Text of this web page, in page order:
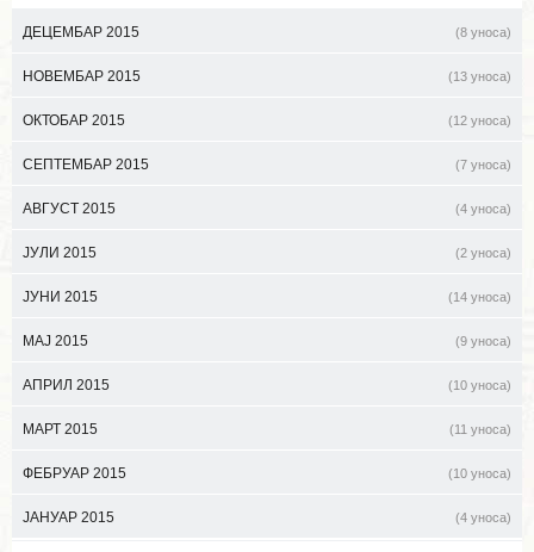
ДЕЦЕМБАР 2015 (8 уноса)
НОВЕМБАР 2015 (13 уноса)
ОКТОБАР 2015 (12 уноса)
СЕПТЕМБАР 2015 (7 уноса)
АВГУСТ 2015 (4 уноса)
ЈУЛИ 2015 (2 уноса)
ЈУНИ 2015 (14 уноса)
МАЈ 2015 (9 уноса)
АПРИЛ 2015 (10 уноса)
МАРТ 2015 (11 уноса)
ФЕБРУАР 2015 (10 уноса)
ЈАНУАР 2015 (4 уноса)